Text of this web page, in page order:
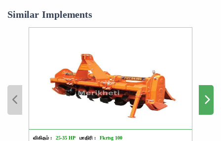
Similar Implements
விகிதம் : 25-35 HP மாதிரி :
Fkrtsg 100